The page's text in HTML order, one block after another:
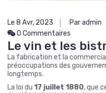
Le 8 Avr, 2023 Par admin
0 Commentaires
Le vin et les
La fabrication et la
préoccupations des
longtemps.
La loi du 17 juillet 1880, que